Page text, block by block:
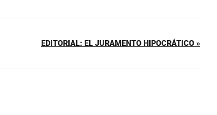
EDITORIAL: EL JURAMENTO HIPOCRÁTICO »